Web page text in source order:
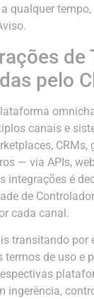
qualquer
de
pelo
canais e
CRMs,
— via APIs,
integrações é
de
cada canal.
transitando por
termos de uso e
ingerência,